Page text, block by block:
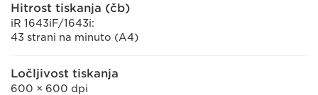
Hitrost tiskanja (čb)
iR 1643iF/1643i:
43 strani na minuto (A4)
Ločljivost tiskanja
600 × 600 dpi